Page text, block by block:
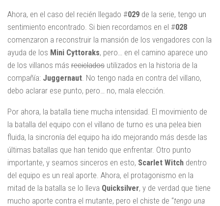
Ahora, en el caso del recién llegado #029 de la serie, tengo un
sentimiento encontrado. Si bien recordamos en el #028
comenzaron a reconstruir la mansión de los vengadores con la
ayuda de los Mini Cyttoraks, pero… en el camino aparece uno
de los villanos más reciclados utilizados en la historia de la
compañía: Juggernaut. No tengo nada en contra del villano,
debo aclarar ese punto, pero… no, mala elección.
Por ahora, la batalla tiene mucha intensidad. El movimiento de
la batalla del equipo con el villano de turno es una pelea bien
fluida, la sincronía del equipo ha ido mejorando más desde las
últimas batallas que han tenido que enfrentar. Otro punto
importante, y seamos sinceros en esto, Scarlet Witch dentro
del equipo es un real aporte. Ahora, el protagonismo en la
mitad de la batalla se lo lleva Quicksilver, y de verdad que tiene
mucho aporte contra el mutante, pero el chiste de “tengo una